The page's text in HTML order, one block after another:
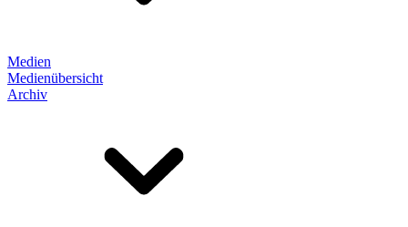
Medien
Medienübersicht
Archiv